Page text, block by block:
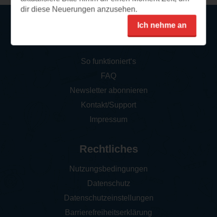
dir diese Neuerungen anzusehen.
Ich nehme an
So funktioniert‘s
FAQ
Newsletter abonnieren
Kontakt/Support
Impressum
Rechtliches
Nutzungsbedingungen
Datenschutz
Datenschutzeinstellungen
Barrierefreiheitserklärung